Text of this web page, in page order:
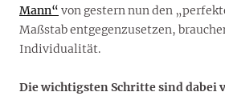
Mann“ von gestern nun den
Maßstab entgegenzusetzen,
Individualität.
Die wichtigsten Schritte sind dabei